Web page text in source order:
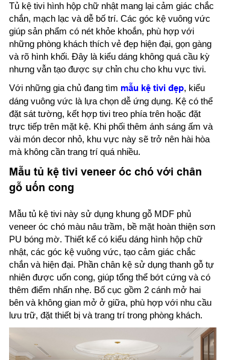
Tủ kệ tivi hình hộp chữ nhật mang lại cảm giác chắc
chắn, mạch lạc và dễ bố trí. Các góc kệ vuông vức
giúp sản phẩm có nét khỏe khoắn, phù hợp với
những phòng khách thích vẻ đẹp hiện đại, gọn gàng
và rõ hình khối. Đây là kiểu dáng không quá cầu kỳ
nhưng vẫn tạo được sự chỉn chu cho khu vực tivi.
Với những gia chủ đang tìm mẫu kệ tivi đẹp, kiểu
dáng vuông vức là lựa chọn dễ ứng dụng. Kệ có thể
đặt sát tường, kết hợp tivi treo phía trên hoặc đặt
trực tiếp trên mặt kệ. Khi phối thêm ánh sáng ấm và
vài món decor nhỏ, khu vực này sẽ trở nên hài hòa
mà không cần trang trí quá nhiều.
Mẫu tủ kệ tivi veneer óc chó với chân
gỗ uốn cong
Mẫu tủ kệ tivi này sử dụng khung gỗ MDF phủ
veneer óc chó màu nâu trầm, bề mặt hoàn thiện sơn
PU bóng mờ. Thiết kế có kiểu dáng hình hộp chữ
nhật, các góc kệ vuông vức, tạo cảm giác chắc
chắn và hiện đại. Phần chân kệ sử dụng thanh gỗ tự
nhiên được uốn cong, giúp tổng thể bớt cứng và có
thêm điểm nhấn nhẹ. Bố cục gồm 2 cánh mở hai
bên và không gian mở ở giữa, phù hợp với nhu cầu
lưu trữ, đặt thiết bị và trang trí trong phòng khách.